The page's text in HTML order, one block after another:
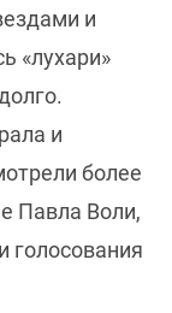
и
«лухари»
и
более
Павла Воли,
голосования